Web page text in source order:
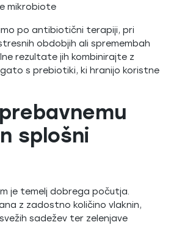
mikrobiote
po antibiotični terapiji, pri
obdobjih ali spremembah
rezultate jih kombinirajte z
s prebiotiki, ki hranijo koristne
splošni
je temelj dobrega počutja.
z zadostno količino vlaknin,
sadežev ter zelenjave